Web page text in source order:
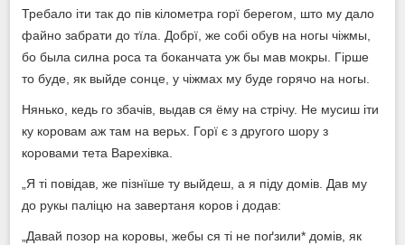
Требало іти так до пів кілометра горї берегом, што му дало
файно забрати до тїла. Добрї, же собі обув на ногы чіжмы,
бо была силна роса та боканчата уж бы мав мокры. Гірше
то буде, як выйде сонце, у чіжмах му буде горячо на ногы.
Нянько, кедь го збачів, выдав ся ёму на стрічу. Не мусиш іти
ку коровам аж там на верьх. Горї є з другого шору з
коровами тета Варехівка.
„Я ті повідав, же пізнїше ту выйдеш, а я піду домів. Дав му
до рукы паліцю на завертаня коров і додав:
„Давай позор на коровы, жебы ся ті не поґзили* домів, як